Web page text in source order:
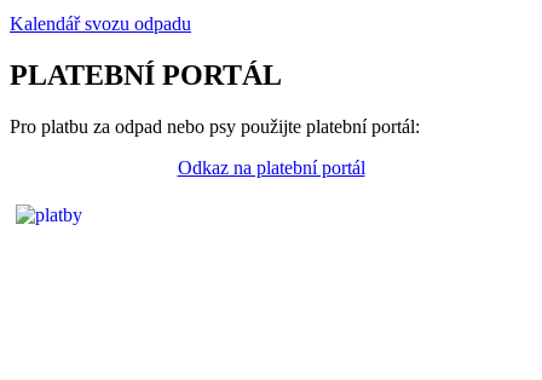
Kalendář svozu odpadu
PLATEBNÍ PORTÁL
Pro platbu za odpad nebo psy použijte platební portál:
Odkaz na platební portál